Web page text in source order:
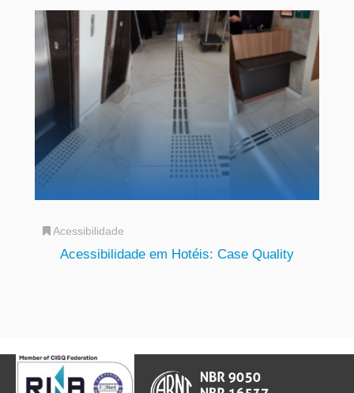
Acessibilidade
Acessibilidade em Hotéis: Case Quality